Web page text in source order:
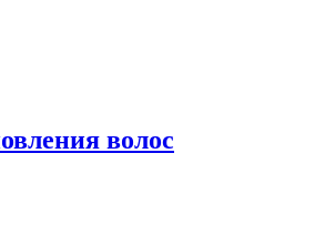
волос